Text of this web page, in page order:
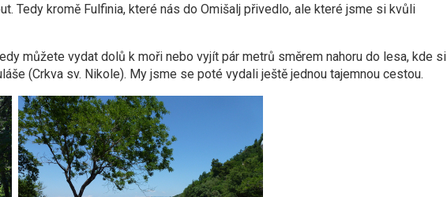
Tedy kromě Fulfinia, které nás do Omišalj přivedlo, ale které jsme si kvůli
můžete vydat dolů k moři nebo vyjít pár metrů směrem nahoru do lesa, kde si
(Crkva sv. Nikole). My jsme se poté vydali ještě jednou tajemnou cestou.